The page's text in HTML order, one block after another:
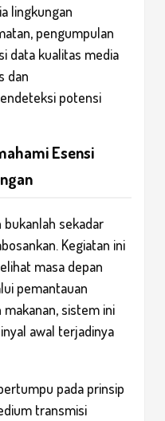
lingkungan
pengumpulan
data kualitas media
dan
potensi
Esensi
sekadar
Kegiatan ini
masa depan
pemantauan
makanan, sistem ini
awal terjadinya
pada prinsip
transmisi